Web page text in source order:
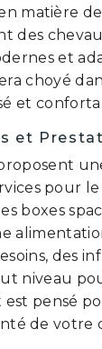
matière
des
et
choyé
et
et
pour
boxes
des
niveau
pensé
de votre